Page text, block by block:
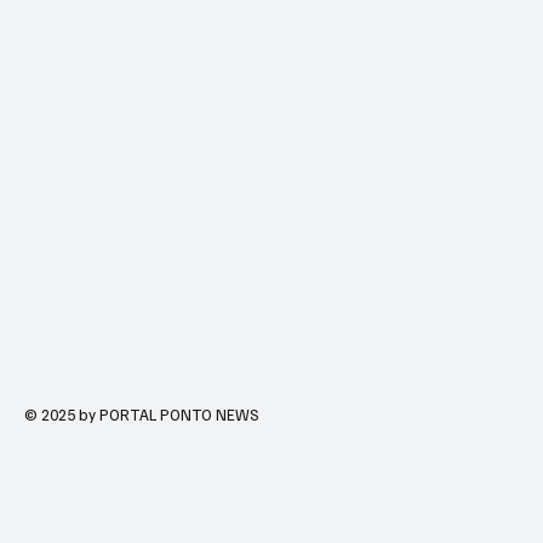
© 2025 by PORTAL PONTO NEWS